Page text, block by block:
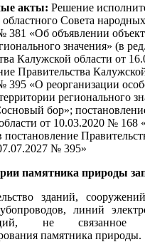
акты: Решение
Совета
381 «Об объявлении
значения» (в
Калужской области от
Правительства
395 «О реорганизации
регионального
бор»;
от 10.03.2020 № 168
постановление
№ 395»
памятника природы
зданий,
линий
не связанное
памятника природы.